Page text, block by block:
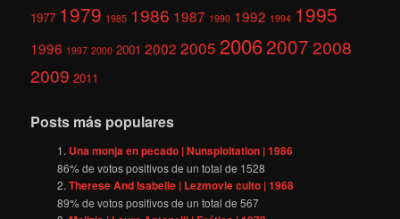
1977 1979 1985 1986 1987 1990 1992 1994 1995
1996 1997 2000 2001 2002 2005 200620072008
2009 2011
Posts más populares
Una monja en pecado | Nunsploitation | 1986
86% de votos positivos de un total de 1528
Therese And Isabelle | Lezmovie culto | 1968
89% de votos positivos de un total de567